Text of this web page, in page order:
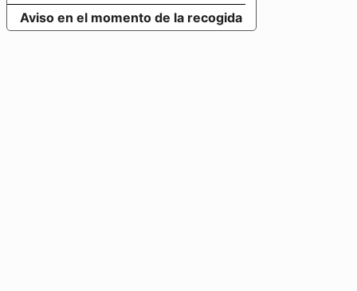
Aviso en el momento de la recogida